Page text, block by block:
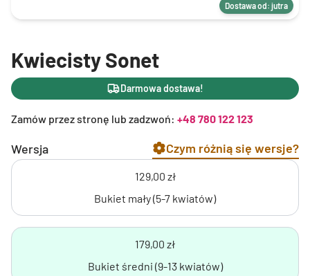
Dostawa od: jutra
Kwiecisty Sonet
Darmowa dostawa!
Zamów przez stronę lub zadzwoń: +48 780 122 123
Wersja Czym różnią się wersje?
129,00 zł
Bukiet mały (5-7 kwiatów)
179,00 zł
Bukiet średni (9-13 kwiatów)